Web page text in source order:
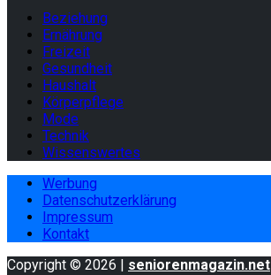
Beziehung
Ernährung
Freizeit
Gesundheit
Haushalt
Körperpflege
Mode
Technik
Wissenswertes
Werbung
Datenschutzerklärung
Impressum
Kontakt
Copyright © 2026 | seniorenmagazin.net